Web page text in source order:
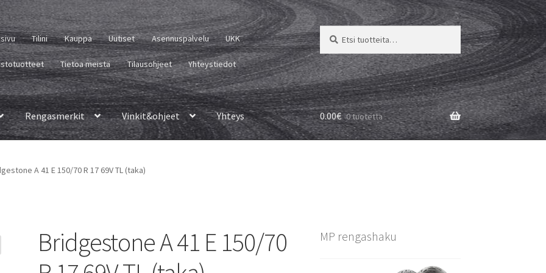
Tilini Kauppa Uutiset Asennuspalvelu UKK
Tietoa meistä Tilausohjeet Yhteystiedot
Etsi:
Haku
Rengasmerkit Vinkit&ohjeet Yhteys 0.00€ 0 tuotetta
A 41 E 150/70 R 17 69V TL (taka)
Bridgestone A 41 E 150/70
MP rengashaku